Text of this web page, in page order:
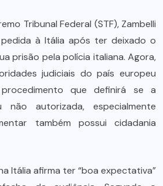
Tribunal Federal (STF), Zambelli
à Itália após ter deixado o
prisão pela polícia italiana. Agora,
judiciais do país europeu
que definirá se a
autorizada, especialmente
também possui cidadania
Itália afirma ter “boa expectativa”